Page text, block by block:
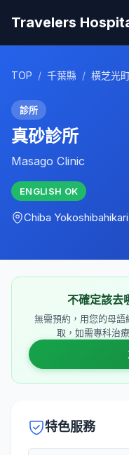
Travelers
TOP / 千葉縣 / 横芝光
診所
真砂診所
Masago Clinic
ENGLISH OK
Chiba
不確定該去
無需預約，用您的母
取，如需專科治
特色服務